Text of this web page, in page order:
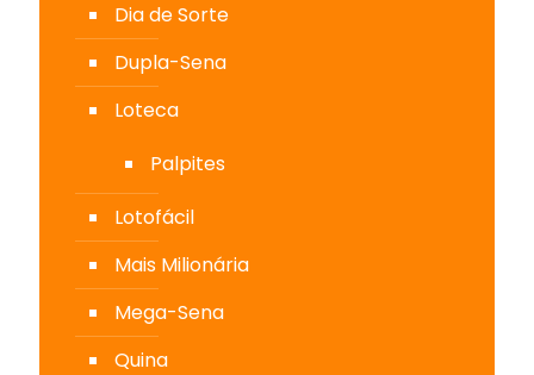
Dia de Sorte
Dupla-Sena
Loteca
Palpites
Lotofácil
Mais Milionária
Mega-Sena
Quina